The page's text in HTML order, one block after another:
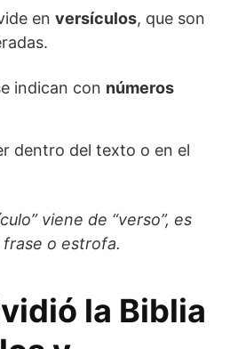
en versículos, que son
indican con números
dentro del texto o en el
viene de “verso”, es
o estrofa.
la Biblia